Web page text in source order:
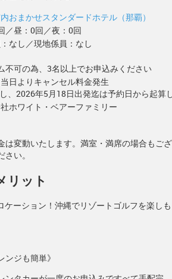
おまかせスタンダードホテル（那覇）
／昼：0回／夜：0回
なし／現地係員：なし
不可の為、3名以上でお申込みください
日よりキャンセル料金発生
、2026年5月18日出発迄は予約日から起算
ホワイト・ベアーファミリー
変動いたします。満室・満席の場合もござ
い。
リット
ケーション！沖縄でリゾートゴルフを楽しも
ンジも簡単》